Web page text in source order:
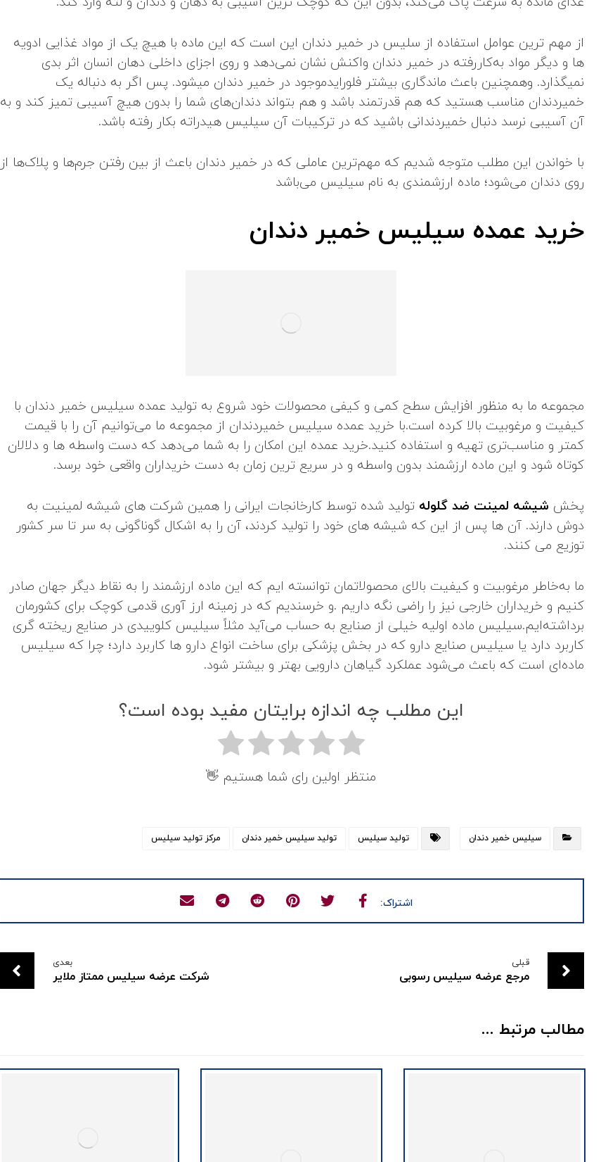
از مهم ‌ترین عوامل استفاده از سلیس در خمیر دندان این است که این ماده با هیچ‌ یک از مواد غذایی ادویه
‌ها و دیگر مواد به‌کاررفته در خمیر دندان واکنش نشان نمی‌دهد و روی اجزای داخلی دهان انسان اثر بدی
نمیگذارد. وهمچنین باعث ماندگاری بیشتر فلورایدموجود در خمیر دندان میشود. پس اگر به دنباله یک
خمیردندان مناسب هستید که هم قدرتمند باشد و هم بتواند دندان‌های شما را بدون هیچ آسیبی تمیز کند و به
آن آسیبی نرسد دنبال خمیردندانی باشید که در ترکیبات آن سیلیس هیدراته بکار رفته باشد.
با خواندن این مطلب متوجه شدیم که مهم‌ترین عاملی که در خمیر دندان باعث از بین رفتن جرم‌ها و پلاک‌ها از
روی دندان می‌شود؛ ماده ارزشمندی به نام سیلیس می‌باشد
خرید عمده سیلیس خمیر دندان
مجموعه ما به‌ منظور افزایش سطح کمی و کیفی محصولات خود شروع به تولید عمده سیلیس خمیر دندان با
کیفیت و مرغوبیت بالا کرده‌ است.با خرید عمده سیلیس خمیردندان از مجموعه ما می‌توانیم آن را با قیمت
کمتر و مناسب‌تری تهیه و استفاده کنید.خرید عمده این امکان را به شما می‌دهد که دست واسطه ‌ها و دلالان
کوتاه شود و این ماده ارزشمند بدون واسطه و در سریع ‌ترین زمان به دست خریداران واقعی خود برسد.
پخش شیشه لمینت ضد گلوله تولید شده توسط کارخانجات ایرانی را همین شرکت های شیشه لمینیت به
دوش دارند. آن ها پس از این که شیشه های خود را تولید کردند، آن را به اشکال گوناگونی به سر تا سر کشور
توزیع می کنند.
ما به‌خاطر مرغوبیت و کیفیت بالای محصولاتمان توانسته‌ ایم که این ماده ارزشمند را به نقاط دیگر جهان صادر
کنیم و خریداران خارجی نیز را راضی نگه داریم .و خرسندیم که در زمینه ارز آوری قدمی کوچک برای کشورمان
برداشته‌ایم.سیلیس ماده اولیه خیلی از صنایع به حساب می‌آید مثلاً سیلیس کلوییدی در صنایع ریخته‌ گری
کاربرد دارد یا سیلیس صنایع دارو که در بخش پزشکی برای ساخت انواع دارو ها کاربرد دارد؛ چرا که سیلیس
ماده‌ای است که باعث می‌شود عملکرد گیاهان دارویی بهتر و بیشتر شود.
این مطلب چه اندازه برایتان مفید بوده است؟
منتظر اولین رای شما هستیم 👋
سیلیس خمیر دندان تولید سیلیس تولید سیلیس خمیر دندان مرکز تولید سیلیس
قبلی
مرجع عرضه سیلیس رسوبی
بعدی
شرکت عرضه سیلیس ممتاز ملایر
مطالب مرتبط ...